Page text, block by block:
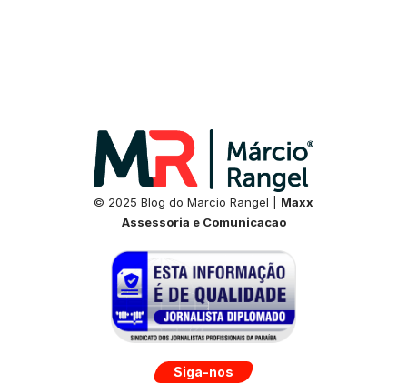
© 2025 Blog do Marcio Rangel | Maxx
Assessoria e Comunicacao
Siga-nos